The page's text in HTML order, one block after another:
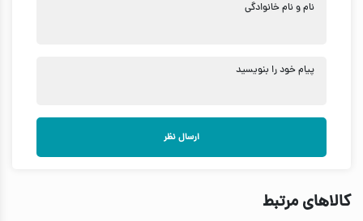
نام و نام خانوادگی
پیام خود را بنویسید
ارسال نظر
کالاهای مرتبط